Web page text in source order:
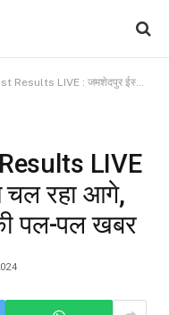
ईस्ट से कौन चल रहा आगे, यहां जाने ताजा रूझान की पल-पल खबर
LIVE
चल रहा आगे,
पल-पल खबर